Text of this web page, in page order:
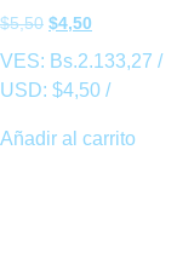
$5,50 $4,50
VES: Bs.2.133,27 /
USD: $4,50 /
Añadir al carrito